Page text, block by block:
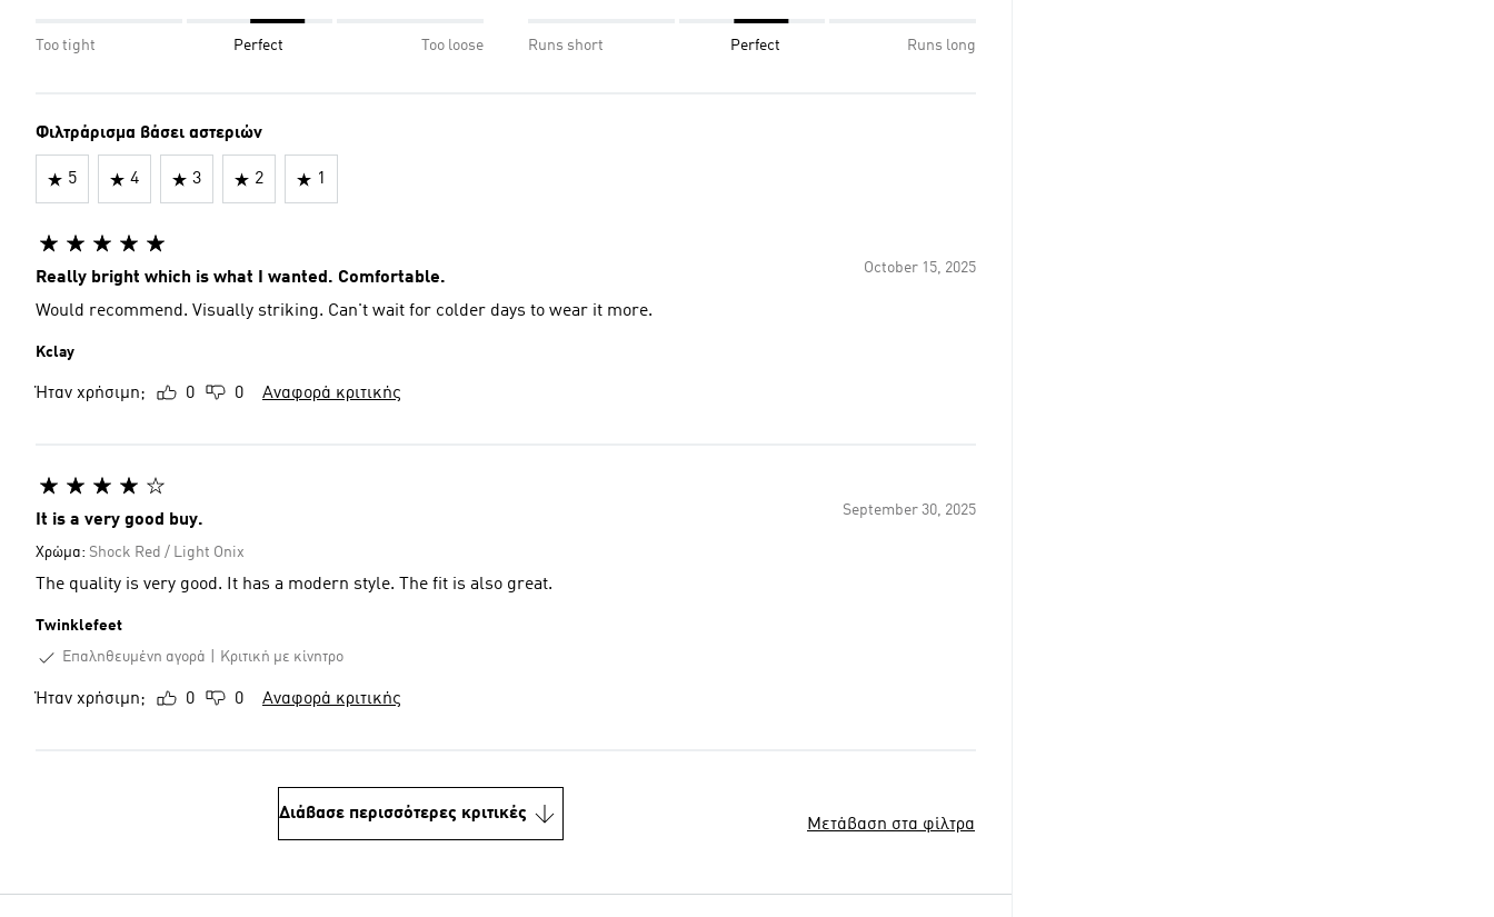
Too tight Perfect Too loose Runs short Perfect Runs long
Φιλτράρισμα βάσει αστεριών
5 4 3 2 1
October 15, 2025
Really bright which is what I wanted. Comfortable.
Would recommend. Visually striking. Can't wait for colder days to wear it more.
Kclay
Ήταν χρήσιμη; 0 0 Αναφορά κριτικής
September 30, 2025
It is a very good buy.
Χρώμα: Shock Red / Light Onix
The quality is very good. It has a modern style. The fit is also great.
Twinklefeet
Επαληθευμένη αγορά
Κριτική με κίνητρο
Ήταν χρήσιμη; 0 0 Αναφορά κριτικής
Διάβασε περισσότερες κριτικές
Μετάβαση στα φίλτρα